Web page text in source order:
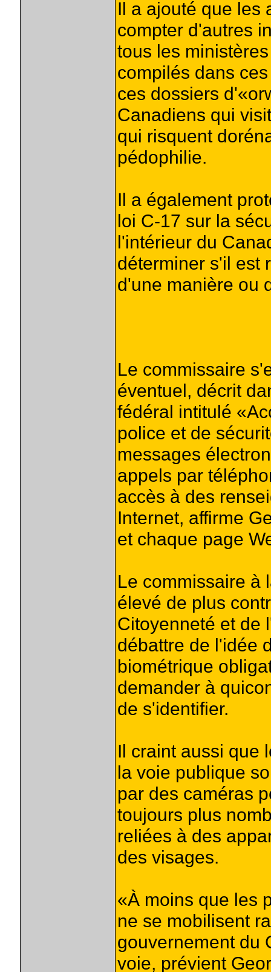
Il a ajouté que les
compter d'autres
tous les
compilés dans
ces dossiers
Canadiens qui
qui risquent
pédophilie.
Il a également
loi C-17 sur la
l'intérieur du
déterminer s'il est
d'une manière ou
Le commissaire
éventuel, décrit
fédéral intitulé
police et de
messages
appels par
accès à des
Internet, affirme
et chaque page
Le commissaire à
élevé de plus
Citoyenneté et de
débattre de l'idée
biométrique
demander à
de s'identifier.
Il craint aussi que
la voie publique
par des caméras
toujours plus
reliées à des
des visages.
«À moins que les
ne se mobilisent
gouvernement du
voie, prévient